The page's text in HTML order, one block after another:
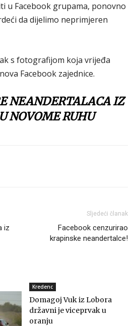
u Facebook grupama, ponovno
da dijelimo neprimjeren
s fotografijom koja vrijeđa
Facebook zajednice.
NEANDERTALACA IZ
NOVOME RUHU
iz
Sljedeći članak
Facebook cenzurirao
krapinske neandertalce!
Kredenc
Domagoj Vuk iz Lobora
državni je viceprvak u
oranju